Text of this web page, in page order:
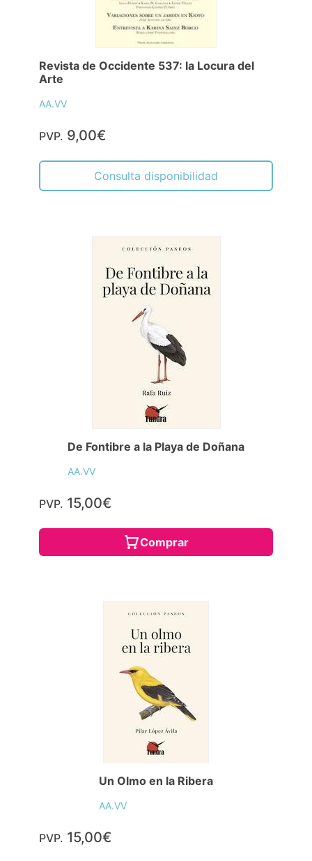
Revista de Occidente 537: la Locura del
Arte
AA.VV
PVP. 9,00€
Consulta disponibilidad
De Fontibre a la Playa de Doñana
AA.VV
PVP. 15,00€
Comprar
Un Olmo en la Ribera
AA.VV
PVP. 15,00€